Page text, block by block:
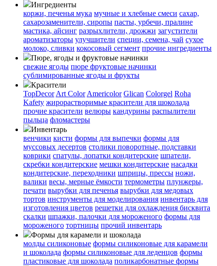
Ингредиенты
коржи, печенья мука мучные и хлебные смеси сахар,
сахарозаменители, сиропы пасты, урбечи, пралине
мастика, айсинг разрыхлители, дрожжи загустители
ароматизаторы улучшители специи, семена, чай сухое
молоко, сливки кокосовый сегмент прочие ингредиенты
Пюре, ягоды и фруктовые начинки
свежие ягоды пюре фруктовые начинки
сублимированные ягоды и фрукты
Красители
TopDecor Art Color Americolor Glican Colorgel Roha
Kafety жирорастворимые красители для шоколада
прочие красители велюры кандурины распылители
пыльца фломастеры
Инвентарь
венчики кисти формы для выпечки формы для
муссовых десертов столики поворотные, подставки
коврики cпатулы, лопатки кондитерские шпатели,
скребки кондитерские мешки кондитерские насадки
кондитерские, переходники шприцы, прессы ножи,
валики весы, мерные ёмкости термометры плунжеры,
печати вырубки для печенья вырубки для медовых
тортов инструменты для моделирования инвентарь для
изготовления цветов решетки для охлаждения бисквита
скалки шпажки, палочки для мороженого формы для
мороженого тортницы прочий инвентарь
Формы для карамели и шоколада
молды силиконовые формы силиконовые для карамели
и шоколада формы силиконовые для леденцов формы
пластиковые для шоколада поликарбонатные формы